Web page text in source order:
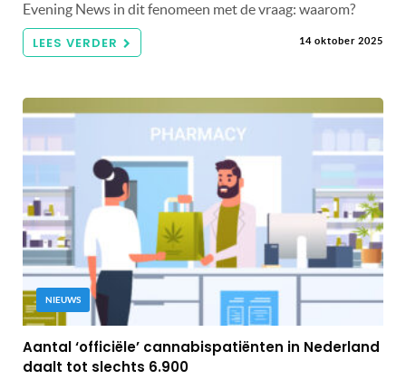
Evening News in dit fenomeen met de vraag: waarom?
LEES VERDER 14 oktober 2025
NIEUWS
Aantal ‘officiële’ cannabispatiënten in Nederland
daalt tot slechts 6.900